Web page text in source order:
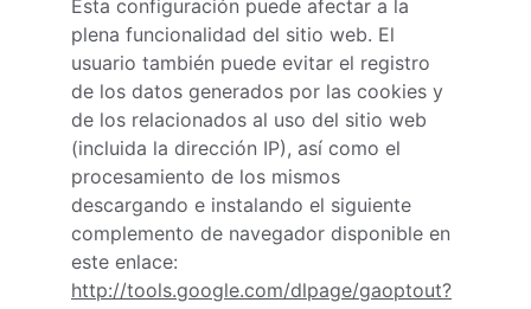
Esta configuración puede afectar a la
plena funcionalidad del sitio web. El
usuario también puede evitar el registro
de los datos generados por las cookies y
de los relacionados al uso del sitio web
(incluida la dirección IP), así como el
procesamiento de los mismos
descargando e instalando el siguiente
complemento de navegador disponible en
este enlace:
http://tools.google.com/dlpage/gaoptout?